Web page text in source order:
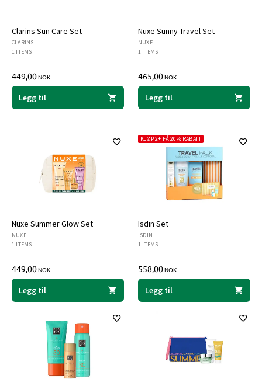
Clarins Sun Care Set
CLARINS
1 ITEMS
449,00NOK
Legg til
Nuxe Sunny Travel Set
NUXE
1 ITEMS
465,00NOK
Legg til
Nuxe Summer Glow Set
NUXE
1 ITEMS
449,00NOK
Legg til
Isdin Set
KJØP 2+ FÅ 20% RABATT
ISDIN
1 ITEMS
558,00NOK
Legg til